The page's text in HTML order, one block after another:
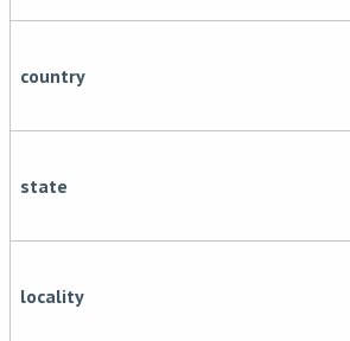
country
state
locality